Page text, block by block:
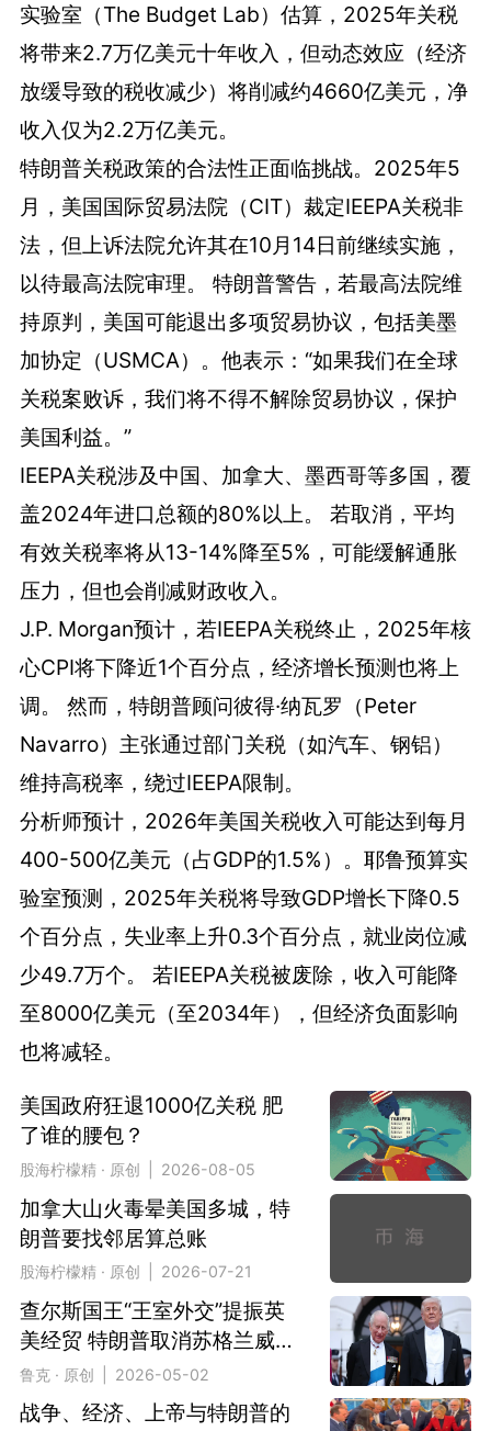
实验室（The Budget Lab）估算，2025年关税
将带来2.7万亿美元十年收入，但动态效应（经济
放缓导致的税收减少）将削减约4660亿美元，净
收入仅为2.2万亿美元。
特朗普关税政策的合法性正面临挑战。2025年5
月，美国国际贸易法院（CIT）裁定IEEPA关税非
法，但上诉法院允许其在10月14日前继续实施，
以待最高法院审理。 特朗普警告，若最高法院维
持原判，美国可能退出多项贸易协议，包括美墨
加协定（USMCA）。他表示：“如果我们在全球
关税案败诉，我们将不得不解除贸易协议，保护
美国利益。”
IEEPA关税涉及中国、加拿大、墨西哥等多国，覆
盖2024年进口总额的80%以上。 若取消，平均
有效关税率将从13-14%降至5%，可能缓解通胀
压力，但也会削减财政收入。
J.P. Morgan预计，若IEEPA关税终止，2025年核
心CPI将下降近1个百分点，经济增长预测也将上
调。 然而，特朗普顾问彼得·纳瓦罗（Peter
Navarro）主张通过部门关税（如汽车、钢铝）
维持高税率，绕过IEEPA限制。
分析师预计，2026年美国关税收入可能达到每月
400-500亿美元（占GDP的1.5%）。耶鲁预算实
验室预测，2025年关税将导致GDP增长下降0.5
个百分点，失业率上升0.3个百分点，就业岗位减
少49.7万个。 若IEEPA关税被废除，收入可能降
至8000亿美元（至2034年），但经济负面影响
也将减轻。
美国政府狂退1000亿关税 肥
了谁的腰包？
股海柠檬精 · 原创 | 2026-08-05
加拿大山火毒晕美国多城，特
朗普要找邻居算总账
股海柠檬精 · 原创 | 2026-07-21
查尔斯国王“王室外交”提振英
美经贸 特朗普取消苏格兰威士
忌关税
鲁克 · 原创 | 2026-05-02
战争、经济、上帝与特朗普的